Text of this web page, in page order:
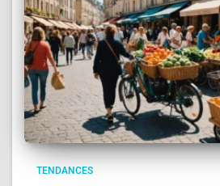
TENDANCES